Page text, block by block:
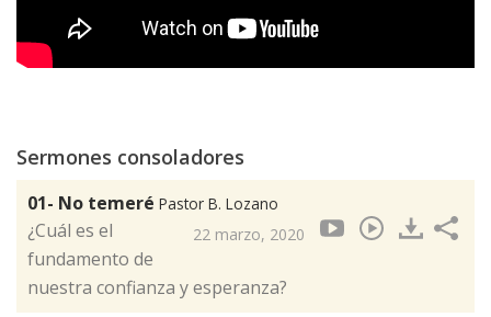
Sermones consoladores
01- No temeré Pastor B. Lozano
22 marzo, 2020
¿Cuál es el
fundamento de
nuestra confianza y esperanza?